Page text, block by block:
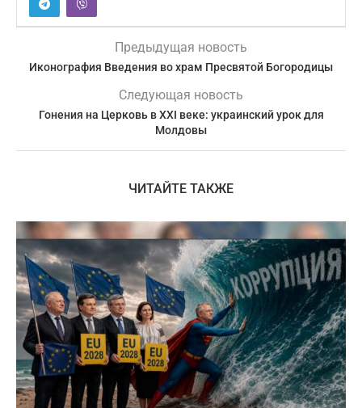
Предыдущая новость
Иконография Введения во храм Пресвятой Богородицы
Следующая новость
Гонения на Церковь в XXI веке: украинский урок для
Молдовы
ЧИТАЙТЕ ТАКЖЕ